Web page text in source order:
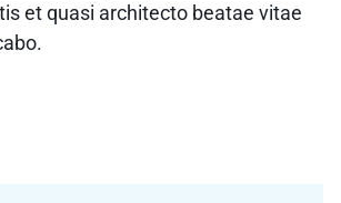
et quasi architecto beatae vitae